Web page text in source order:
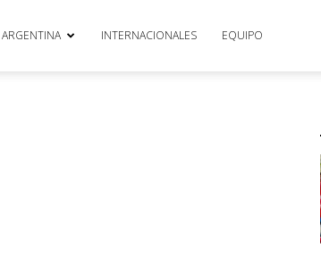
ARGENTINA INTERNACIONALES EQUIPO